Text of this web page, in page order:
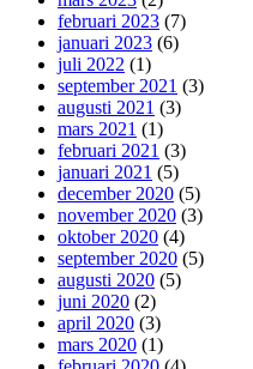
februari 2023 (7)
januari 2023 (6)
juli 2022 (1)
september 2021 (3)
augusti 2021 (3)
mars 2021 (1)
februari 2021 (3)
januari 2021 (5)
december 2020 (5)
november 2020 (3)
oktober 2020 (4)
september 2020 (5)
augusti 2020 (5)
juni 2020 (2)
april 2020 (3)
mars 2020 (1)